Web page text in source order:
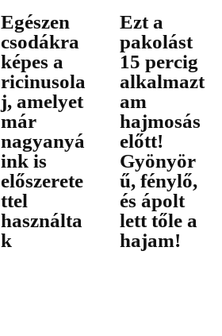
Egészen
csodákra
képes a
ricinusola
j, amelyet
már
nagyanyá
ink is
előszerete
ttel
használta
k
Ezt a
pakolást
15 percig
alkalmazt
am
hajmosás
előtt!
Gyönyör
ű, fénylő,
és ápolt
lett tőle a
hajam!